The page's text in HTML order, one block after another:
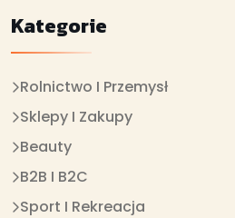
Kategorie
Rolnictwo I Przemysł
Sklepy I Zakupy
Beauty
B2B I B2C
Sport I Rekreacja